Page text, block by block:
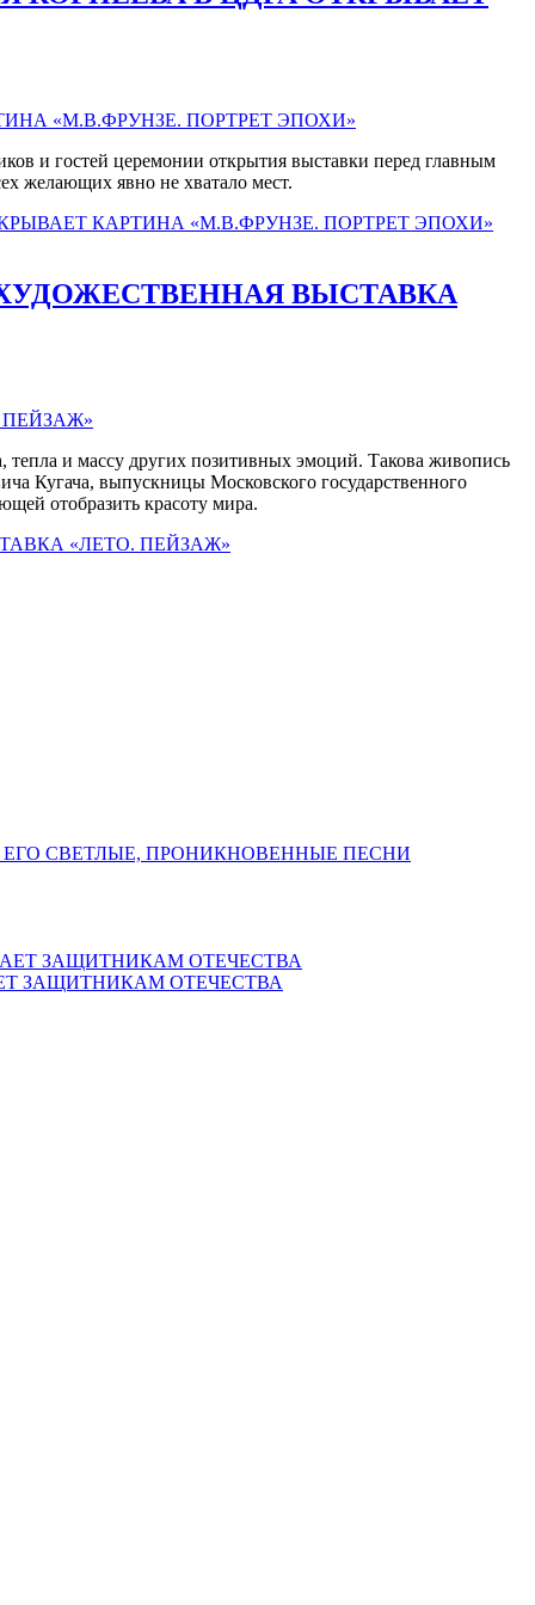
и гостей церемонии открытия выставки перед главным
желающих явно не хватало мест.
КАРТИНА «М.В.ФРУНЗЕ. ПОРТРЕТ ЭПОХИ»
ВЫСТАВКА
тепла и массу других позитивных эмоций. Такова живопись
Кугача, выпускницы Московского государственного
отобразить красоту мира.
«ЛЕТО. ПЕЙЗАЖ»
СВЕТЛЫЕ, ПРОНИКНОВЕННЫЕ ПЕСНИ
ЗАЩИТНИКАМ ОТЕЧЕСТВА